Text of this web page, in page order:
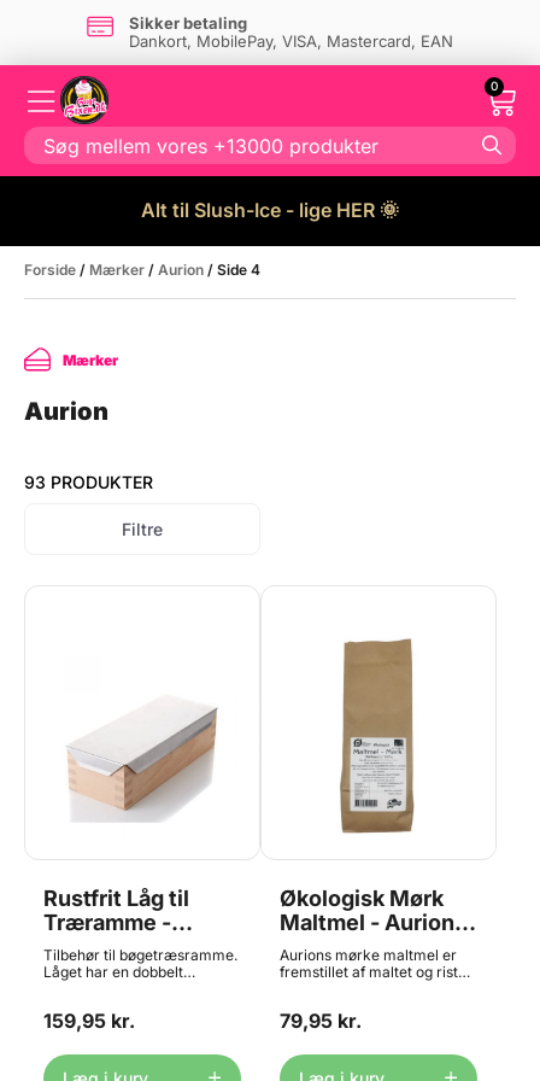
Dansk firma
- og eget lager i Danmark
0
Alt til Slush-Ice - lige HER 🌞
Forside / Mærker / Aurion / Side 4
Mærker
Aurion
93 PRODUKTER
Filtre
Rustfrit Låg til
Træramme -
Aurion
Tilbehør til bøgetræsramme.
Låget har en dobbelt
eller bund til
rammen købes separat HER
Anvendelse: Ønsker man en
159,95 kr.
Økologisk Mørk
Maltmel - Aurion,
500g
Aurions mørke maltmel er
fremstillet af maltet og ristet
rugbrød. Mørk maltmel er en
ikke går ind i
bageprocessen. Den mørke
79,95 kr.